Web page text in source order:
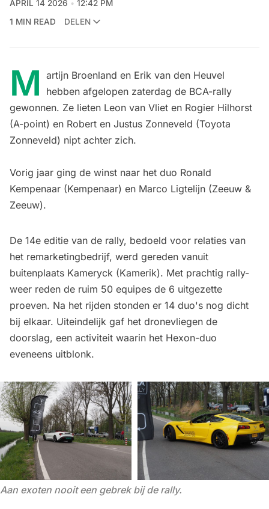
APRIL 14 2026
12:42 PM
1 MIN READ
DELEN
M artijn Broenland en Erik van den Heuvel
hebben afgelopen zaterdag de BCA-rally
gewonnen. Ze lieten Leon van Vliet en Rogier Hilhorst
(A-point) en Robert en Justus Zonneveld (Toyota
Zonneveld) nipt achter zich.
Vorig jaar ging de winst naar het duo Ronald
Kempenaar (Kempenaar) en Marco Ligtelijn (Zeeuw &
Zeeuw).
De 14e editie van de rally, bedoeld voor relaties van
het remarketingbedrijf, werd gereden vanuit
buitenplaats Kameryck (Kamerik). Met prachtig rally-
weer reden de ruim 50 equipes de 6 uitgezette
proeven. Na het rijden stonden er 14 duo's nog dicht
bij elkaar. Uiteindelijk gaf het dronevliegen de
doorslag, een activiteit waarin het Hexon-duo
eveneens uitblonk.
Aan exoten nooit een gebrek bij de rally.